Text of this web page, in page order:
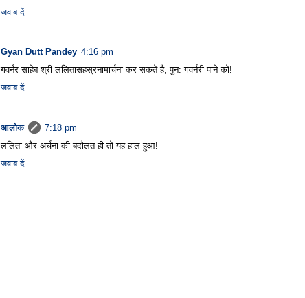
जवाब दें
Gyan Dutt Pandey 4:16 pm
गवर्नर साहेब श्री ललितासहस्रनामार्चना कर सकते है, पुन: गवर्नरी पाने को!
जवाब दें
आलोक
7:18 pm
ललिता और अर्चना की बदौलत ही तो यह हाल हुआ!
जवाब दें